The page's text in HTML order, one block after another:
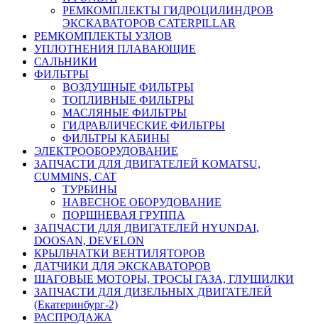
РЕМКОМПЛЕКТЫ ГИДРОЦИЛИНДРОВ
ЭКСКАВАТОРОВ CATERPILLAR
РЕМКОМПЛЕКТЫ УЗЛОВ
УПЛОТНЕНИЯ ПЛАВАЮЩИЕ
САЛЬНИКИ
ФИЛЬТРЫ
ВОЗДУШНЫЕ ФИЛЬТРЫ
ТОПЛИВНЫЕ ФИЛЬТРЫ
МАСЛЯНЫЕ ФИЛЬТРЫ
ГИДРАВЛИЧЕСКИЕ ФИЛЬТРЫ
ФИЛЬТРЫ КАБИНЫ
ЭЛЕКТРООБОРУДОВАНИЕ
ЗАПЧАСТИ ДЛЯ ДВИГАТЕЛЕЙ KOMATSU,
CUMMINS, CAT
ТУРБИНЫ
НАВЕСНОЕ ОБОРУДОВАНИЕ
ПОРШНЕВАЯ ГРУППА
ЗАПЧАСТИ ДЛЯ ДВИГАТЕЛЕЙ HYUNDAI,
DOOSAN, DEVELON
КРЫЛЬЧАТКИ ВЕНТИЛЯТОРОВ
ДАТЧИКИ ДЛЯ ЭКСКАВАТОРОВ
ШАГОВЫЕ МОТОРЫ, ТРОСЫ ГАЗА, ГЛУШИЛКИ
ЗАПЧАСТИ ДЛЯ ДИЗЕЛЬНЫХ ДВИГАТЕЛЕЙ
(Екатеринбург-2)
РАСПРОДАЖА